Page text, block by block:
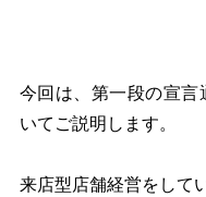
今回は、第一段の宣
いてご説明します。
来店型店舗経営をして